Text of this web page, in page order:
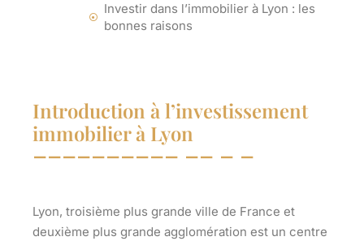
Investir dans l’immobilier à Lyon : les
bonnes raisons
Introduction à l’investissement
immobilier à Lyon
Lyon, troisième plus grande ville de France et
deuxième plus grande agglomération est un centre